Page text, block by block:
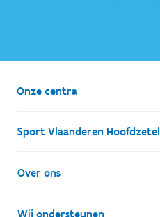
Onze centra
Sport Vlaanderen Hoofdzetel
Simon Bolivarlaan 17
1000 Brussel
Over ons
Wie zijn we, wat doen we
Wij ondersteunen